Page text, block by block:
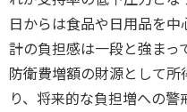
日からは食品や日用品を
計の負担感は一段と強まっ
防衛費増額の財源として
り、将来的な負担増への警